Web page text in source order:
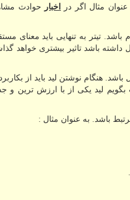
مثال اگر در
اخبار
حوادث
، دقیق و بدون ابهام باشد. تیتر به تنهایی باید
باشد تاثیر بیشتری خواهد
و حداکثر دارای سه فعل باشد. هنگام نوشتن لید باید از
لید یکی از با ارزش ترین و
باشد. به عنوان مثال :